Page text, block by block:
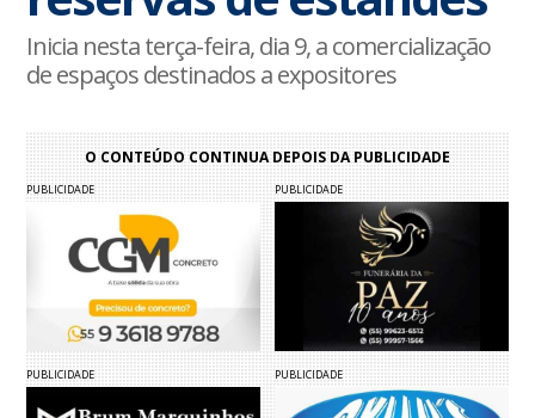
Inicia nesta terça-feira, dia 9, a comercialização
de espaços destinados a expositores
O CONTEÚDO CONTINUA DEPOIS DA PUBLICIDADE
PUBLICIDADE PUBLICIDADE
PUBLICIDADE PUBLICIDADE